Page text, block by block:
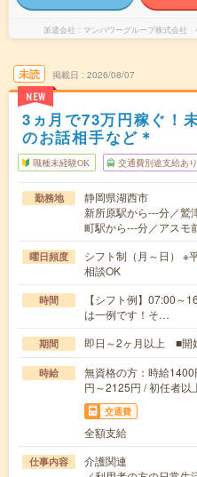
派遣会社 マンパワーグループ株式会社
未読
NEW
掲載日 2026/08/07
3ヵ月で73万円稼ぐ！
のお話相手など＊
職種未経験OK 交通費別途支給あり
勤務地
静岡県湖西市
新所原駅から---分／鷲
町駅から---分／アスモ
曜日頻度
シフト制（月～日） ※
相談OK
時間
【シフト例】07:00～
は一例です！そ…
期間 即日～2ヶ月以上 ■開
時給
無資格の方：時給
円～2125円 / 初任者
交通費
全額支給
仕事内容
介護関連